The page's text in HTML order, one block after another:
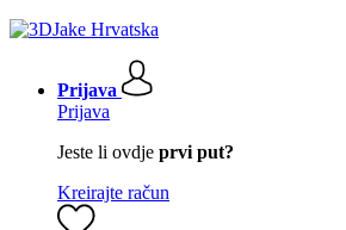
Prijava
Prijava
Jeste li ovdje prvi put?
Kreirajte račun